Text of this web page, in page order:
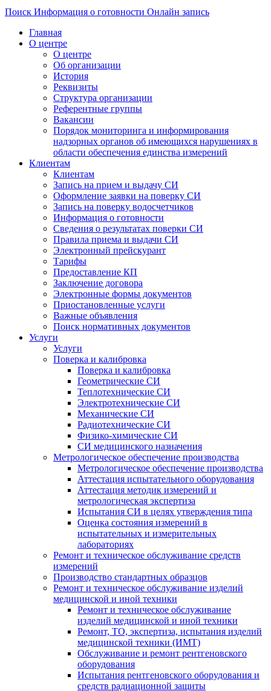
Поиск Информация о готовности Онлайн запись
Главная
О центре
О центре
Об организации
История
Реквизиты
Структура организации
Референтные группы
Вакансии
Порядок мониторинга и информирования
надзорных органов об имеющихся нарушениях в
области обеспечения единства измерений
Клиентам
Клиентам
Запись на прием и выдачу СИ
Оформление заявки на поверку СИ
Запись на поверку водосчетчиков
Информация о готовности
Сведения о результатах поверки СИ
Правила приема и выдачи СИ
Электронный прейскурант
Тарифы
Предоставление КП
Заключение договора
Электронные формы документов
Приостановленные услуги
Важные объявления
Поиск нормативных документов
Услуги
Услуги
Поверка и калибровка
Поверка и калибровка
Геометрические СИ
Теплотехнические СИ
Электротехнические СИ
Механические СИ
Радиотехнические СИ
Физико-химические СИ
СИ медицинского назначения
Метрологическое обеспечение производства
Метрологическое обеспечение производства
Аттестация испытательного оборудования
Аттестация методик измерений и
метрологическая экспертиза
Испытания СИ в целях утверждения типа
Оценка состояния измерений в
испытательных и измерительных
лабораториях
Ремонт и техническое обслуживание средств
измерений
Производство стандартных образцов
Ремонт и техническое обслуживание изделий
медицинской и иной техники
Ремонт и техническое обслуживание
изделий медицинской и иной техники
Ремонт, ТО, экспертиза, испытания изделий
медицинской техники (ИМТ)
Обслуживание и ремонт рентгеновского
оборудования
Испытания рентгеновского оборудования и
средств радиационной защиты